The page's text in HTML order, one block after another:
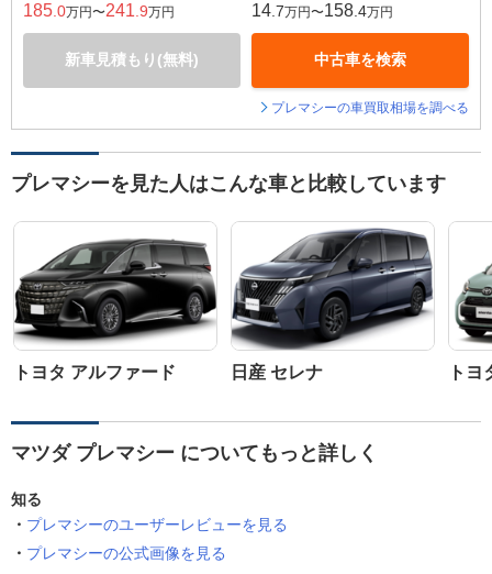
185 .0万円〜241 .9万円
新車見積もり(無料)
14 .7万円〜158 .4万円
中古車を検索
プレマシーの車買取相場を調べる
プレマシーを見た人はこんな車と比較しています
トヨタ アルファード 日産 セレナ ト
マツダ プレマシー についてもっと詳しく
知る
プレマシーのユーザーレビューを見る
プレマシーの公式画像を見る